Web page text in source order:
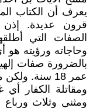
يعرف أن الكتاب
قرون عديدة.
الصفات التي
وحاجاته ورؤيته هو
بالضرورة صفات
عمر 18 سنة.
ومقاتلة الكفار
ومثنى وثلاث ورباع